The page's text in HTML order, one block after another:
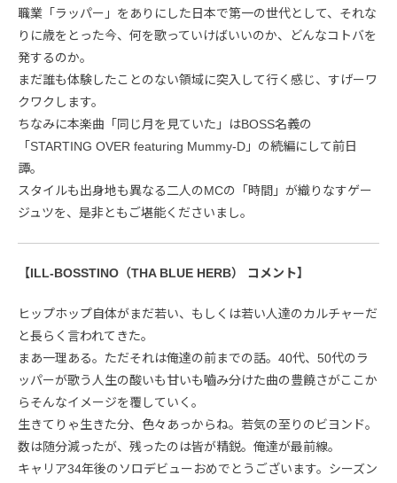
職業「ラッパー」をありにした日本で第一の世代として、それな
りに歳をとった今、何を歌っていけばいいのか、どんなコトバを
発するのか。
まだ誰も体験したことのない領域に突入して行く感じ、すげーワ
クワクします。
ちなみに本楽曲「同じ月を見ていた」はBOSS名義の
「STARTING OVER featuring Mummy-D」の続編にして前日
譚。
スタイルも出身地も異なる二人のMCの「時間」が織りなすゲー
ジュツを、是非ともご堪能くださいまし。
【ILL-BOSSTINO（THA BLUE HERB） コメント】
ヒップホップ自体がまだ若い、もしくは若い人達のカルチャーだ
と長らく言われてきた。
まあ一理ある。ただそれは俺達の前までの話。40代、50代のラ
ッパーが歌う人生の酸いも甘いも嚙み分けた曲の豊饒さがここか
らそんなイメージを覆していく。
生きてりゃ生きた分、色々あっからね。若気の至りのビヨンド。
数は随分減ったが、残ったのは皆が精鋭。俺達が最前線。
キャリア34年後のソロデビューおめでとうございます。シーズン